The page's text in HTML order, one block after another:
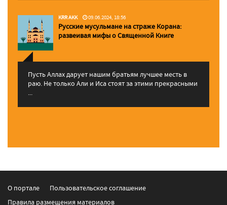
KRR AKK 09.06.2024, 18:56
Русские мусульмане на страже Корана:
pазвеивая мифы о Священной Книге
Пусть Аллах дарует нашим братьям лучшее месть в
раю. Не только Али и Иса стоят за этими прекрасными
...
О портале
Пользовательское соглашение
Правила размещения материалов